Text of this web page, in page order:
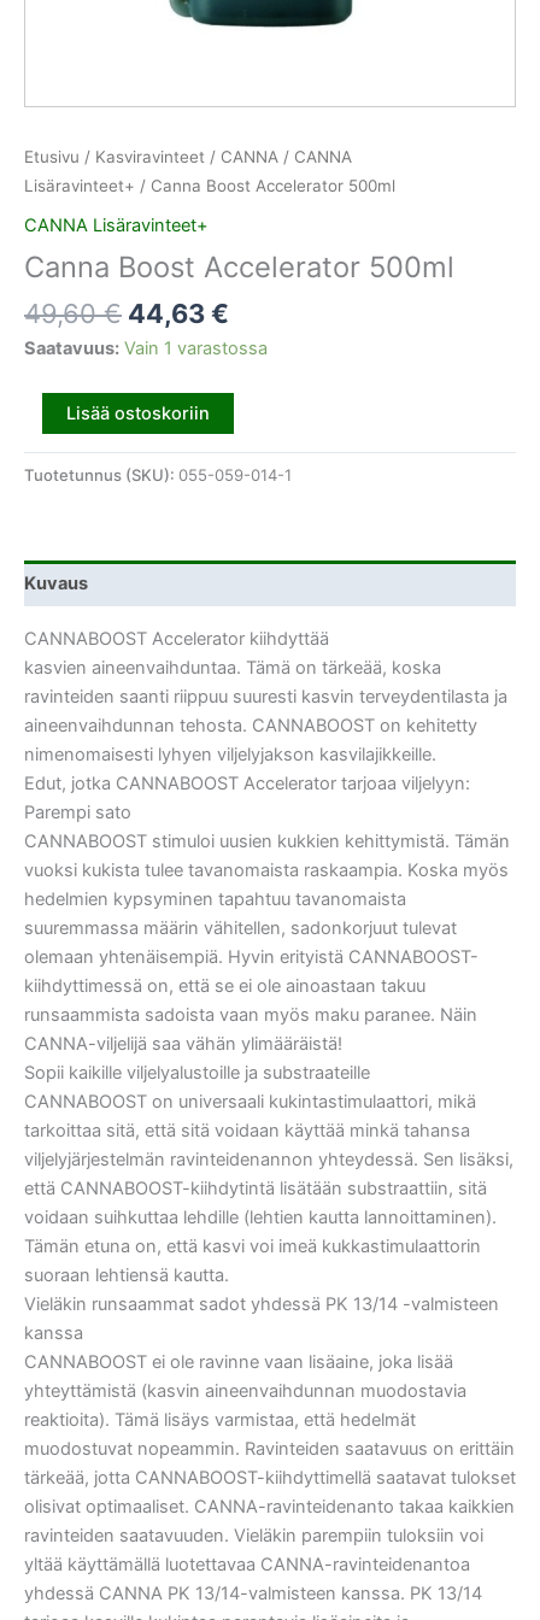
Etusivu / Kasviravinteet / CANNA / CANNA
Lisäravinteet+ / Canna Boost Accelerator 500ml
CANNA Lisäravinteet+
Canna Boost Accelerator 500ml
49,60€ 44,63€
Saatavuus: Vain 1 varastossa
Lisää ostoskoriin
Tuotetunnus (SKU): 055-059-014-1
Kuvaus
CANNABOOST Accelerator kiihdyttää
kasvien aineenvaihduntaa. Tämä on tärkeää, koska
ravinteiden saanti riippuu suuresti kasvin terveydentilasta ja
aineenvaihdunnan tehosta. CANNABOOST on kehitetty
nimenomaisesti lyhyen viljelyjakson kasvilajikkeille.
Edut, jotka CANNABOOST Accelerator tarjoaa viljelyyn:
Parempi sato
CANNABOOST stimuloi uusien kukkien kehittymistä. Tämän
vuoksi kukista tulee tavanomaista raskaampia. Koska myös
hedelmien kypsyminen tapahtuu tavanomaista
suuremmassa määrin vähitellen, sadonkorjuut tulevat
olemaan yhtenäisempiä. Hyvin erityistä CANNABOOST-
kiihdyttimessä on, että se ei ole ainoastaan takuu
runsaammista sadoista vaan myös maku paranee. Näin
CANNA-viljelijä saa vähän ylimääräistä!
Sopii kaikille viljelyalustoille ja substraateille
CANNABOOST on universaali kukintastimulaattori, mikä
tarkoittaa sitä, että sitä voidaan käyttää minkä tahansa
viljelyjärjestelmän ravinteidenannon yhteydessä. Sen lisäksi,
että CANNABOOST-kiihdytintä lisätään substraattiin, sitä
voidaan suihkuttaa lehdille (lehtien kautta lannoittaminen).
Tämän etuna on, että kasvi voi imeä kukkastimulaattorin
suoraan lehtiensä kautta.
Vieläkin runsaammat sadot yhdessä PK 13/14 -valmisteen
kanssa
CANNABOOST ei ole ravinne vaan lisäaine, joka lisää
yhteyttämistä (kasvin aineenvaihdunnan muodostavia
reaktioita). Tämä lisäys varmistaa, että hedelmät
muodostuvat nopeammin. Ravinteiden saatavuus on erittäin
tärkeää, jotta CANNABOOST-kiihdyttimellä saatavat tulokset
olisivat optimaaliset. CANNA-ravinteidenanto takaa kaikkien
ravinteiden saatavuuden. Vieläkin parempiin tuloksiin voi
yltää käyttämällä luotettavaa CANNA-ravinteidenantoa
yhdessä CANNA PK 13/14-valmisteen kanssa. PK 13/14